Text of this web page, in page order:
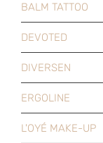
BALM TATTOO
DEVOTED
DIVERSEN
ERGOLINE
L'OYÉ MAKE-UP